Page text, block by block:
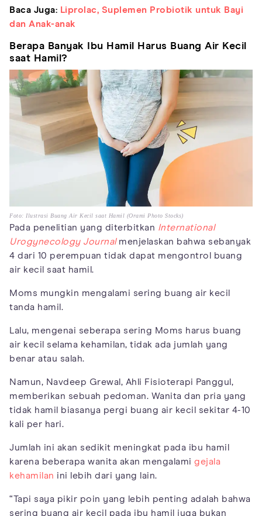
Baca Juga: Liprolac, Suplemen Probiotik untuk Bayi
dan Anak-anak
Berapa Banyak Ibu Hamil Harus Buang Air Kecil
saat Hamil?
Foto: Ilustrasi Buang Air Kecil saat Hamil (Orami Photo Stocks)
Pada penelitian yang diterbitkan International
Urogynecology Journalmenjelaskan bahwa sebanyak
4 dari 10 perempuan tidak dapat mengontrol buang
air kecil saat hamil.
Moms mungkin mengalami sering buang air kecil
tanda hamil.
Lalu, mengenai seberapa sering Moms harus buang
air kecil selama kehamilan, tidak ada jumlah yang
benar atau salah.
Namun, Navdeep Grewal, Ahli Fisioterapi Panggul,
memberikan sebuah pedoman. Wanita dan pria yang
tidak hamil biasanya pergi buang air kecil sekitar 4-10
kali per hari.
Jumlah ini akan sedikit meningkat pada ibu hamil
karena beberapa wanita akan mengalami gejala
kehamilan ini lebih dari yang lain.
“Tapi saya pikir poin yang lebih penting adalah bahwa
sering buang air kecil pada ibu hamil juga bukan